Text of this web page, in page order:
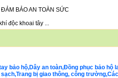
BẢO AN TOÀN SỨC
độc khoai tây ...
bảo hộ,Dây an toàn,Đồng phục bảo
bị giao thông, công